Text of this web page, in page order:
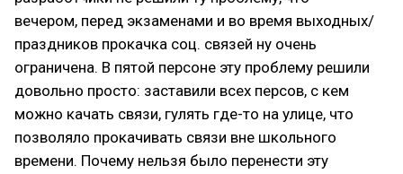
вечером, перед экзаменами и во время выходных/
праздников прокачка соц. связей ну очень
ограничена. В пятой персоне эту проблему решили
довольно просто: заставили всех персов, с кем
можно качать связи, гулять где-то на улице, что
позволяло прокачивать связи вне школьного
времени. Почему нельзя было перенести эту